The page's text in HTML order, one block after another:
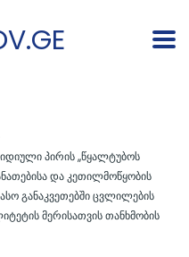
პირის ,,წყალტუბოს
და კეთილმოწყობის
განაკვეთებში ცვლილების
მერისათვის თანხმობის